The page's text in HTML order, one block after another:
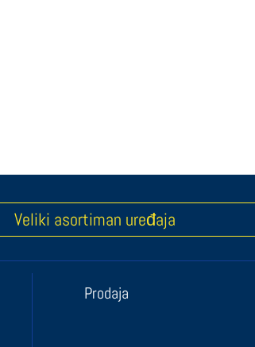
Veliki asortiman uređaja
Prodaja